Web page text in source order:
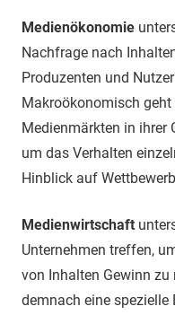
Medienökonomie
Nachfrage nach
Produzenten und
Makroökonomisch
Medienmärkten in ihrer
um das Verhalten
Hinblick auf
Medienwirtschaft
Unternehmen treffen,
von Inhalten Gewinn
demnach eine